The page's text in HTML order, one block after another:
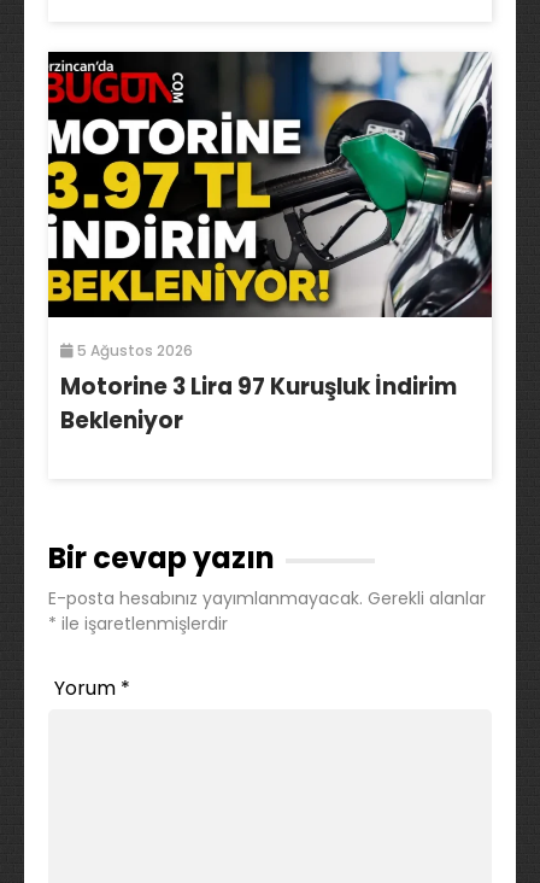
5 Ağustos 2026
Motorine 3 Lira 97 Kuruşluk İndirim
Bekleniyor
Bir cevap yazın
E-posta hesabınız yayımlanmayacak. Gerekli alanlar
* ile işaretlenmişlerdir
Yorum *